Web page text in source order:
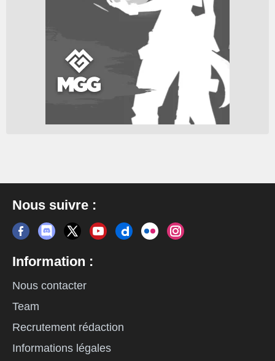
Nous suivre :
Information :
Nous contacter
Team
Recrutement rédaction
Informations légales